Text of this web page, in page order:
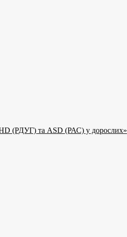
(РДУГ) та ASD (РАС) у дорослих»